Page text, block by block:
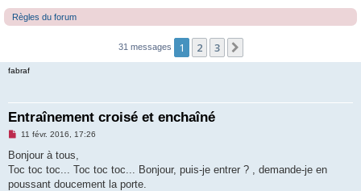
Règles du forum
31 messages 1 2 3
fabraf
Entraînement croisé et enchaîné
M
s
a
g
11 févr. 2016, 17:26
Bonjour à tous,
Toc toc toc... Toc toc toc... Bonjour, puis-je entrer ? , demande-je en
poussant doucement la porte.